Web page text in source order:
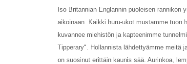
Iso Britannian Englannin puoleisen rannikon
aikoinaan. Kaikki huru-ukot mustamme tuon
kuvannee miehistön ja kapteenimme
Tipperary". Hollannista lähdettyämme meitä
on suosinut erittäin kaunis sää. Aurinkoa,